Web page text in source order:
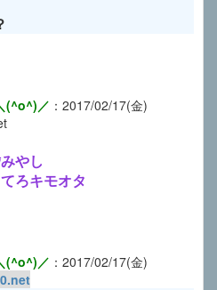
(^o^)／ ： 2017/02/17(金)
やし
ろキモオタ
(^o^)／ ： 2017/02/17(金)